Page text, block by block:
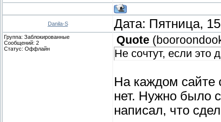
Danila-S Дата: Пятница,
Группа: Заблокированные
Сообщений: 2
Статус: Оффлайн
Quote (
Не сочтут, если это
На каждом сайте
нет. Нужно было
написал, что